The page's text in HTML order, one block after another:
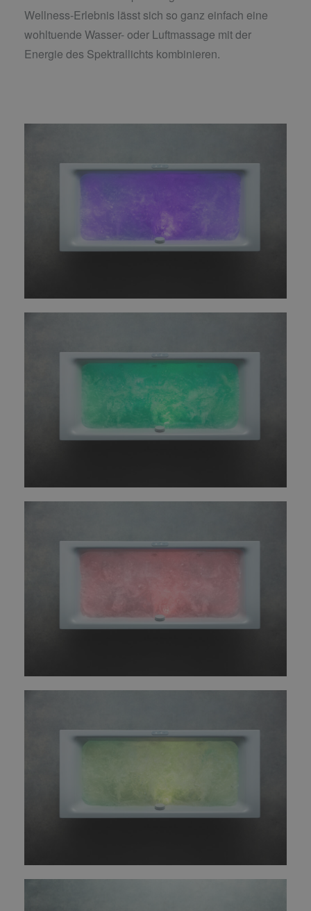
Wellness-Erlebnis lässt sich so ganz einfach eine
wohltuende Wasser- oder Luftmassage mit der
Energie des Spektrallichts kombinieren.